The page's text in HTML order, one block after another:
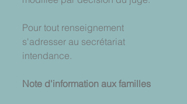
Pour tout renseignement
s'adresser au secrétariat
intendance.
Note d'information aux familles